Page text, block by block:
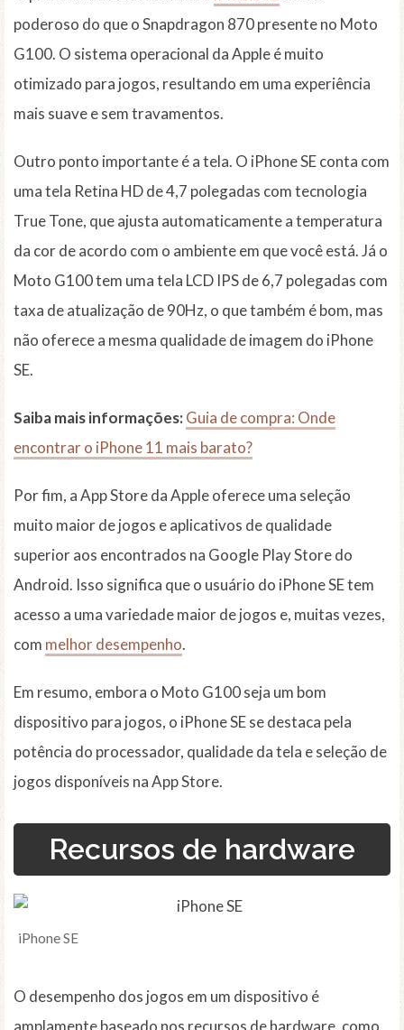
poderoso do que o Snapdragon 870 presente no Moto
G100. O sistema operacional da Apple é muito
otimizado para jogos, resultando em uma experiência
mais suave e sem travamentos.
Outro ponto importante é a tela. O iPhone SE conta com
uma tela Retina HD de 4,7 polegadas com tecnologia
True Tone, que ajusta automaticamente a temperatura
da cor de acordo com o ambiente em que você está. Já o
Moto G100 tem uma tela LCD IPS de 6,7 polegadas com
taxa de atualização de 90Hz, o que também é bom, mas
não oferece a mesma qualidade de imagem do iPhone
SE.
Saiba mais informações:Guia de compra: Onde
encontrar o iPhone 11 mais barato?
Por fim, a App Store da Apple oferece uma seleção
muito maior de jogos e aplicativos de qualidade
superior aos encontrados na Google Play Store do
Android. Isso significa que o usuário do iPhone SE tem
acesso a uma variedade maior de jogos e, muitas vezes,
com melhor desempenho.
Em resumo, embora o Moto G100 seja um bom
dispositivo para jogos, o iPhone SE se destaca pela
potência do processador, qualidade da tela e seleção de
jogos disponíveis na App Store.
Recursos de hardware
iPhone SE
O desempenho dos jogos em um dispositivo é
amplamente baseado nos recursos de hardware, como